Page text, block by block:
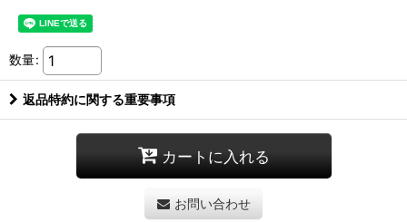
数量:
返品特約に関する重要事項
カートに入れる
お問い合わせ